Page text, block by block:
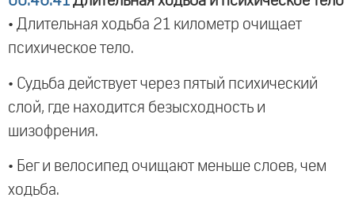
• Длительная ходьба 21 километр очищает
психическое тело.
• Судьба действует через пятый психический
слой, где находится безысходность и
шизофрения.
• Бег и велосипед очищают меньше слоев, чем
ходьба.